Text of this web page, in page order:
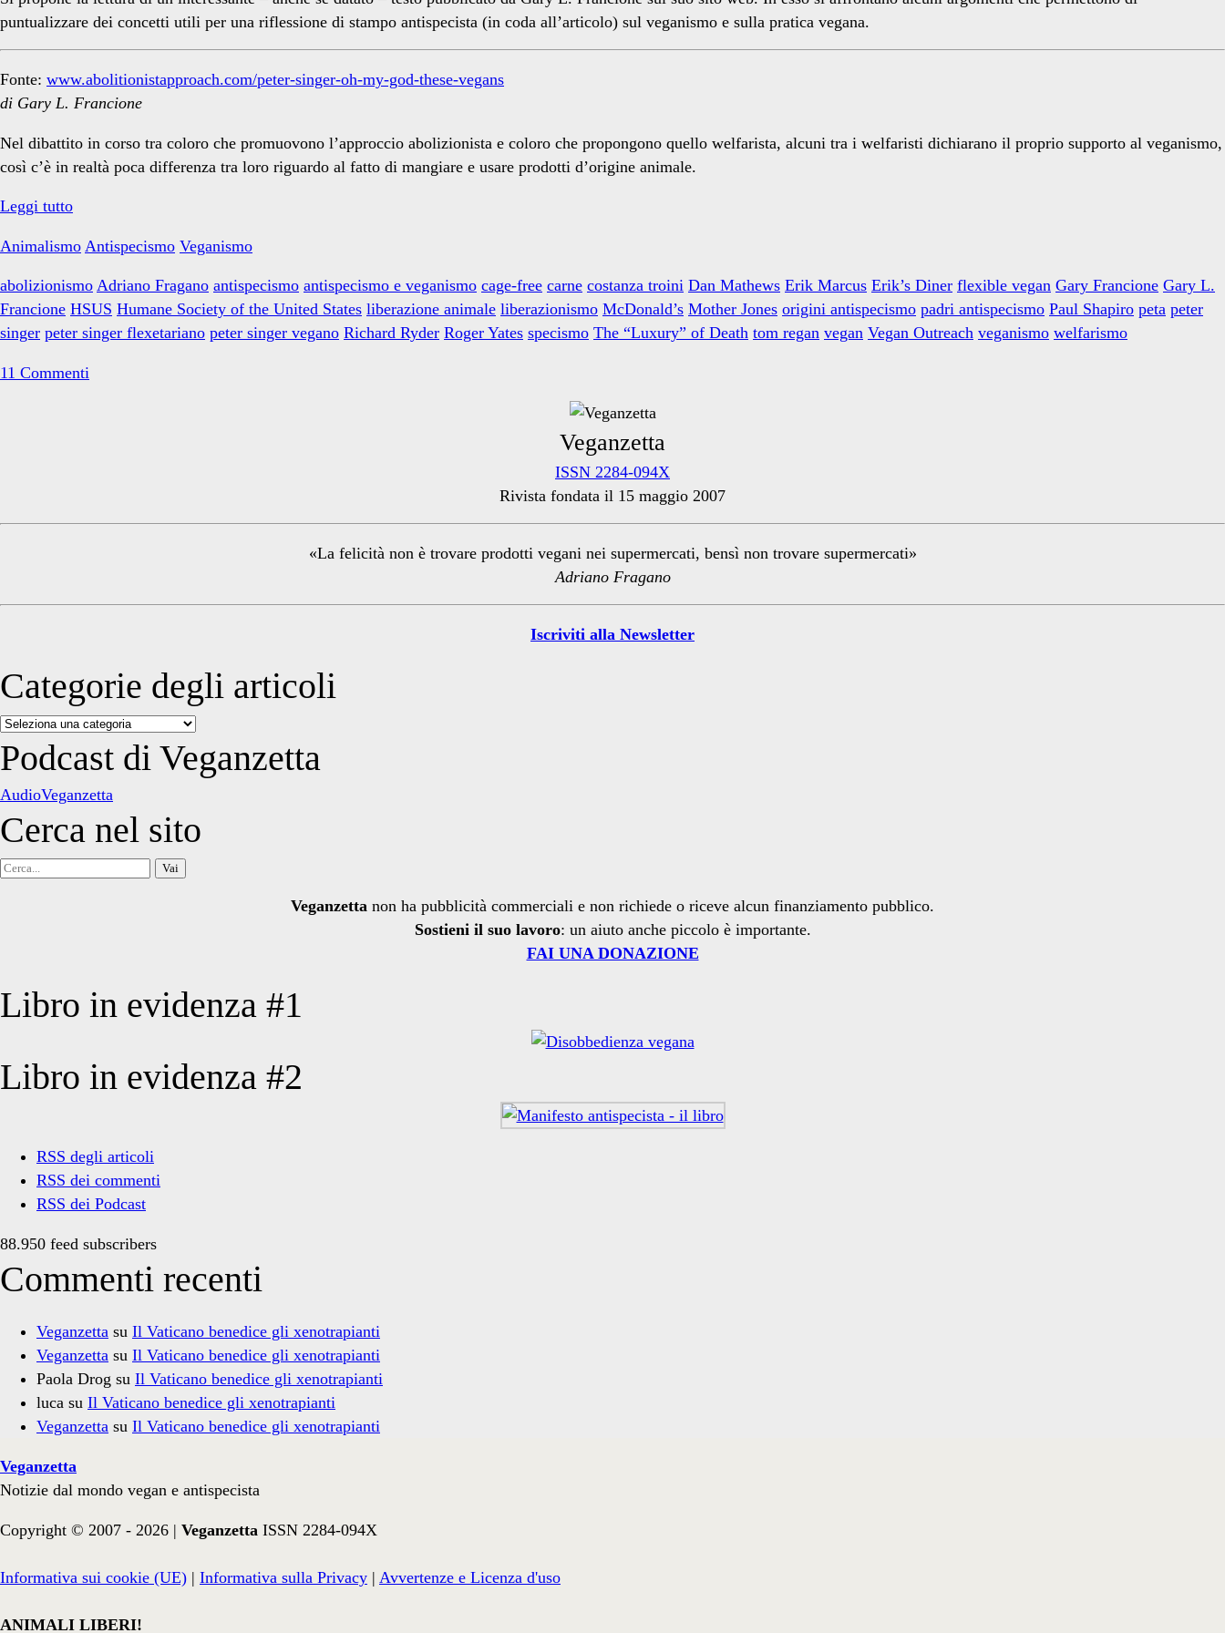
Outreach</span>
puntualizzare dei concetti utili per una riflessione di stampo antispecista (in coda all’articolo) sul veganismo e sulla pratica vegana.
Fonte: www.abolitionistapproach.com/peter-singer-oh-my-god-these-vegans
di Gary L. Francione
Nel dibattito in corso tra coloro che promuovono l’approccio abolizionista e coloro che propongono quello welfarista, alcuni tra i welfaristi dichiarano il proprio supporto al veganismo,
così c’è in realtà poca differenza tra loro riguardo al fatto di mangiare e usare prodotti d’origine animale.
Leggi tuttoPeter
“Oh
dio
questi
vegani…”
Animalismo Antispecismo Veganismo
abolizionismo Adriano Fragano antispecismo antispecismo e veganismo cage-free carne costanza troini Dan Mathews Erik Marcus Erik’s Diner flexible vegan Gary Francione Gary L.
Francione HSUS Humane Society of the United States liberazione animale liberazionismo McDonald’s Mother Jones origini antispecismo padri antispecismo Paul Shapiro peta peter
singer peter singer flexetariano peter singer vegano Richard Ryder Roger Yates specismo The “Luxury” of Death tom regan vegan Vegan Outreach veganismo welfarismo
11 Commenti
Sidebar
Veganzetta
ISSN 2284-094X
Rivista fondata il 15 maggio 2007
«La felicità non è trovare prodotti vegani nei supermercati, bensì non trovare supermercati»
Adriano Fragano
Iscriviti alla Newsletter
Categorie degli articoli
Categorie
degli
articoli
Podcast di Veganzetta
AudioVeganzetta
Cerca nel sito
Cerca
Veganzetta non ha pubblicità commerciali e non richiede o riceve alcun finanziamento pubblico.
Sostieni il suo lavoro: un aiuto anche piccolo è importante.
FAI UNA DONAZIONE
Libro in evidenza #1
Libro in evidenza #2
RSS degli articoli
RSS dei commenti
RSS dei Podcast
88.950 feed subscribers
Commenti recenti
Veganzetta su Il Vaticano benedice gli xenotrapianti
Veganzetta su Il Vaticano benedice gli xenotrapianti
Paola Drog su Il Vaticano benedice gli xenotrapianti
luca su Il Vaticano benedice gli xenotrapianti
Veganzetta su Il Vaticano benedice gli xenotrapianti
Veganzetta
Notizie dal mondo vegan e antispecista
Copyright © 2007 - 2026 | Veganzetta ISSN 2284-094X
Informativa sui cookie (UE) | Informativa sulla Privacy | Avvertenze e Licenza d'uso
ANIMALI LIBERI!